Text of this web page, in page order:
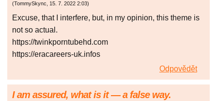
(TommySkync, 15. 7. 2022 2:03)
Excuse, that I interfere, but, in my opinion, this theme is
not so actual.
https://twinkporntubehd.com
https://eracareers-uk.infos
Odpovědět
I am assured, what is it — a false way.